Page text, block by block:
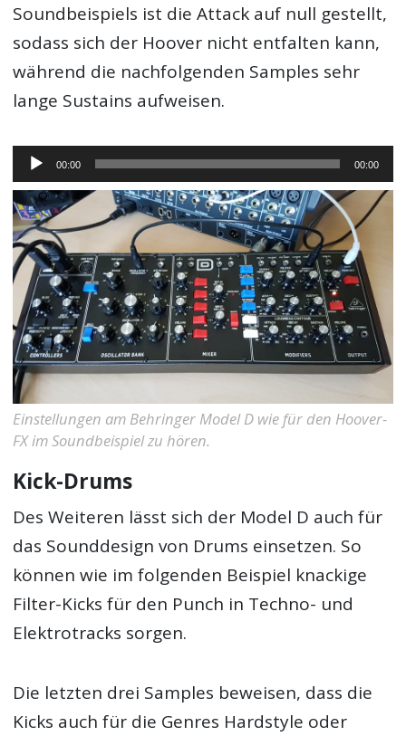
Soundbeispiels ist die Attack auf null gestellt,
sodass sich der Hoover nicht entfalten kann,
während die nachfolgenden Samples sehr
lange Sustains aufweisen.
Audio-
Player
00:00 00:00
Einstellungen am Behringer Model D wie für den Hoover-
FX im Soundbeispiel zu hören.
Kick-Drums
Des Weiteren lässt sich der Model D auch für
das Sounddesign von Drums einsetzen. So
können wie im folgenden Beispiel knackige
Filter-Kicks für den Punch in Techno- und
Elektrotracks sorgen.
Die letzten drei Samples beweisen, dass die
Kicks auch für die Genres Hardstyle oder